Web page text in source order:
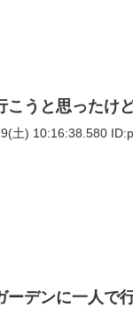
こうと思ったけ
土) 10:16:38.580
ーデンに一人で